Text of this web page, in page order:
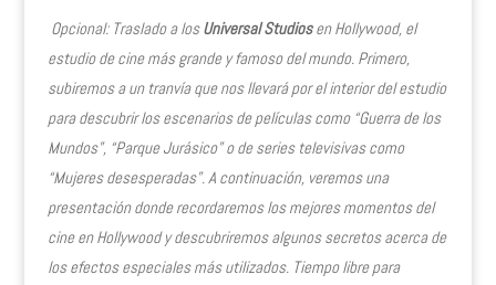
Opcional: Traslado a losUniversal Studiosen Hollywood, el
estudio de cine más grande y famoso del mundo. Primero,
subiremos a un tranvía que nos llevará por el interior del estudio
para descubrir los escenarios de películas como “Guerra de los
Mundos”, “Parque Jurásico” o de series televisivas como
“Mujeres desesperadas”. A continuación, veremos una
presentación donde recordaremos los mejores momentos del
cine en Hollywood y descubriremos algunos secretos acerca de
los efectos especiales más utilizados. Tiempo libre para